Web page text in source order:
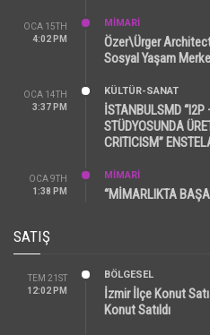
OCA 15TH
4:02 PM
MİMARİ
Özer\Ürger
Sosyal Yaşam
OCA 14TH
3:37 PM
KÜLTÜR-SANAT
İSTANBULSMD “I2P
STÜDYOSUNDA
CRITICISM”
OCA 9TH
1:38 PM
MİMARİ
“MİMARLIKTA
SATIŞ
TEM 21ST
12:02 PM
BÖLGESEL
İzmir İlçe Konut
Konut Satıldı